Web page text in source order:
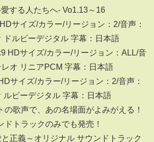
する人たちへ- Vo1.13～16
サイズ/カラー/リージョン：2/音声：
ドルビーデジタル 字幕：日本語
HDサイズ/カラー/リージョン：ALL/音
オ リニアPCM 字幕：日本語
サイズ/カラー/リージョン：2/音声：
ルビーデジタル 字幕：日本語
歌声で、あの名場面がよみがえる！
ドトラックのみでも発売！
正義～オリジナル サウンドトラック